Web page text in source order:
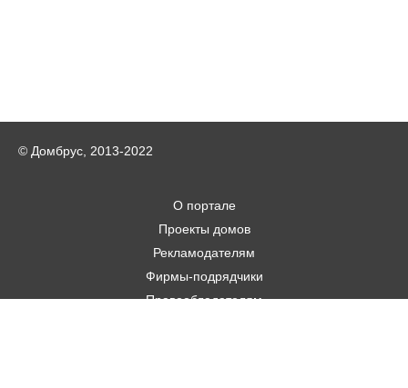
© Домбрус, 2013-2022
О портале
Проекты домов
Рекламодателям
Фирмы-подрядчики
Правообладателям